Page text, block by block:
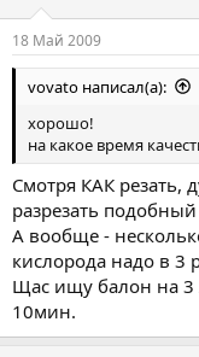
18 Май 2009
vovato написал(а):
хорошо!
на какое время
Смотря КАК резать,
разрезать
А вообще -
кислорода надо в 3
Щас ищу балон на 3
10мин.